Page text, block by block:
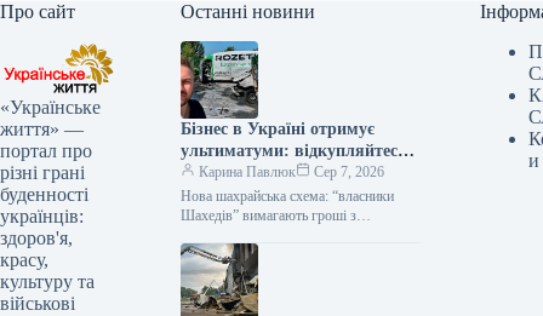
Про сайт
«Українське
життя» —
портал про
різні грані
буденності
українців:
здоров'я,
красу,
культуру та
військові
Останні новини
Бізнес в Україні отримує
ультиматуми: відкупляйтеся
від атак або втратите все
Карина Павлюк
Сер 7, 2026
Нова шахрайська схема: “власники
Шахедів” вимагають гроші з
підприємці стали об’єктами нової
схеми вимагання. Анонімні звернення,
що…
и